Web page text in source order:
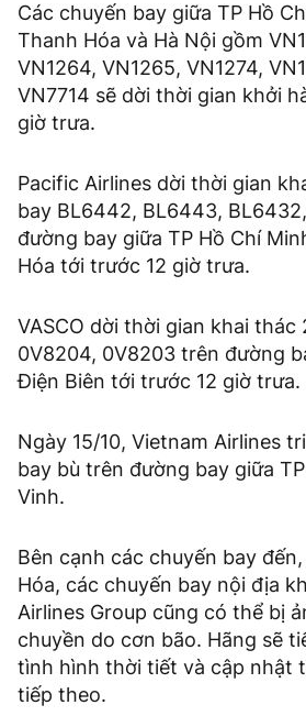
Các chuyến bay giữa TP Hồ
Thanh Hóa và Hà Nội gồm
VN1264, VN1265, VN1274,
VN7714 sẽ dời thời gian khởi
giờ trưa.
Pacific Airlines dời thời gian
bay BL6442, BL6443,
đường bay giữa TP Hồ Chí
Hóa tới trước 12 giờ trưa.
VASCO dời thời gian khai thác
0V8204, 0V8203 trên đường
Điện Biên tới trước 12 giờ trưa.
Ngày 15/10, Vietnam Airlines
bay bù trên đường bay giữa
Vinh.
Bên cạnh các chuyến bay
Hóa, các chuyến bay nội địa
Airlines Group cũng có thể bị
chuyền do cơn bão. Hãng sẽ
tình hình thời tiết và cập nhật
tiếp theo.